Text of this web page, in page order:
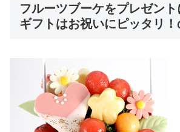
フルーツブーケをプレゼン
ギフトはお祝いにピッタリ